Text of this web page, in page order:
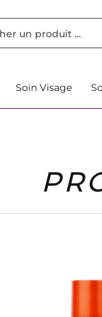
Soin Visage